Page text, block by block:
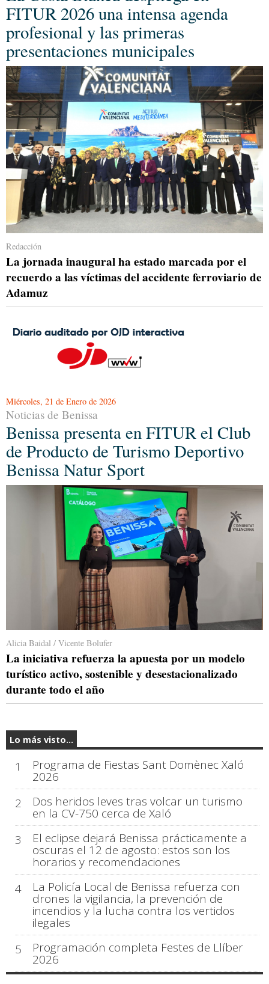
FITUR 2026 una intensa agenda
profesional y las primeras
presentaciones municipales
Redacción
La jornada inaugural ha estado marcada por el
recuerdo a las víctimas del accidente ferroviario de
Adamuz
Miércoles, 21 de Enero de 2026
Noticias de Benissa
Benissa presenta en FITUR el Club
de Producto de Turismo Deportivo
Benissa Natur Sport
Alicia Baidal / Vicente Bolufer
La iniciativa refuerza la apuesta por un modelo
turístico activo, sostenible y desestacionalizado
durante todo el año
Lo más visto...
1 Programa de Fiestas Sant Domènec Xaló
2026
2
Dos heridos leves tras volcar un turismo
en la CV-750 cerca de Xaló
3
El eclipse dejará Benissa prácticamente a
oscuras el 12 de agosto: estos son los
horarios y recomendaciones
4
La Policía Local de Benissa refuerza con
drones la vigilancia, la prevención de
incendios y la lucha contra los vertidos
ilegales
5
Programación completa Festes de Llíber
2026